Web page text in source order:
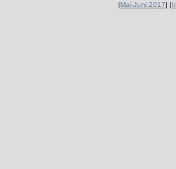
|Mai-Juni 2017| |